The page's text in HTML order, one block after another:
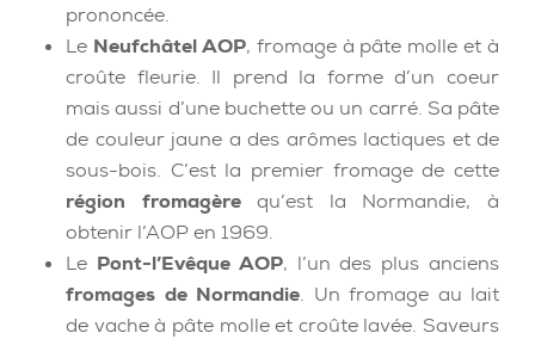
prononcée.
Le Neufchâtel AOP, fromage à pâte molle et à
croûte fleurie. Il prend la forme d’un coeur
mais aussi d’une buchette ou un carré. Sa pâte
de couleur jaune a des arômes lactiques et de
sous-bois. C’est la premier fromage de cette
région fromagèrequ’est la Normandie, à
obtenir l’AOP en 1969.
Le Pont-l’Evêque AOP, l’un des plus anciens
fromages de Normandie. Un fromage au lait
de vache à pâte molle et croûte lavée. Saveurs